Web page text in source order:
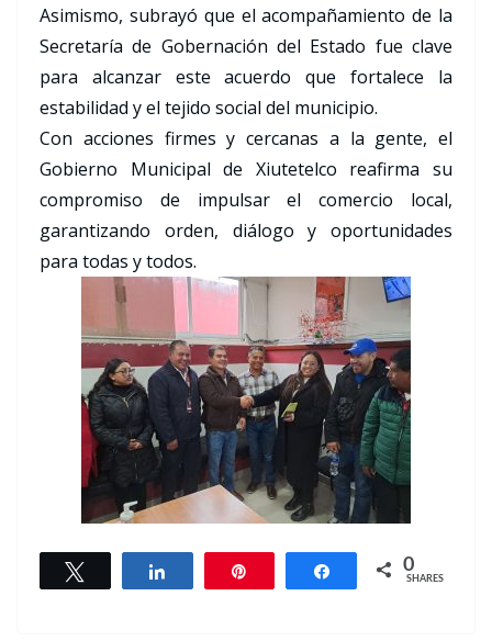
Asimismo, subrayó que el acompañamiento de la
Secretaría de Gobernación del Estado fue clave
para alcanzar este acuerdo que fortalece la
estabilidad y el tejido social del municipio.
Con acciones firmes y cercanas a la gente, el
Gobierno Municipal de Xiutetelco reafirma su
compromiso de impulsar el comercio local,
garantizando orden, diálogo y oportunidades
para todas y todos.
Share 0
SHARES